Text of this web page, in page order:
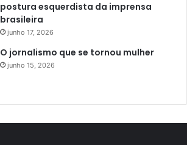
postura esquerdista da imprensa
brasileira
junho 17, 2026
O jornalismo que se tornou mulher
junho 15, 2026